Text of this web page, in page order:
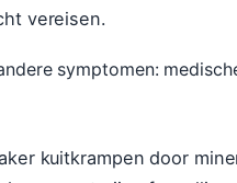
vereisen.
symptomen:
kuitkrampen door